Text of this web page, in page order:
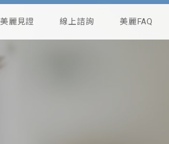
美麗見證 線上諮詢 美麗FAQ